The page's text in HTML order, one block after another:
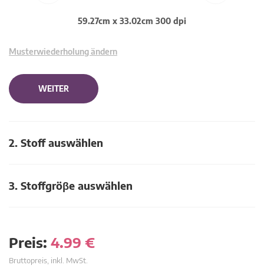
59.27cm x 33.02cm 300 dpi
Musterwiederholung ändern
WEITER
2. Stoff auswählen
3. Stoffgröβe auswählen
Preis: 4.99 €
Bruttopreis, inkl. MwSt.